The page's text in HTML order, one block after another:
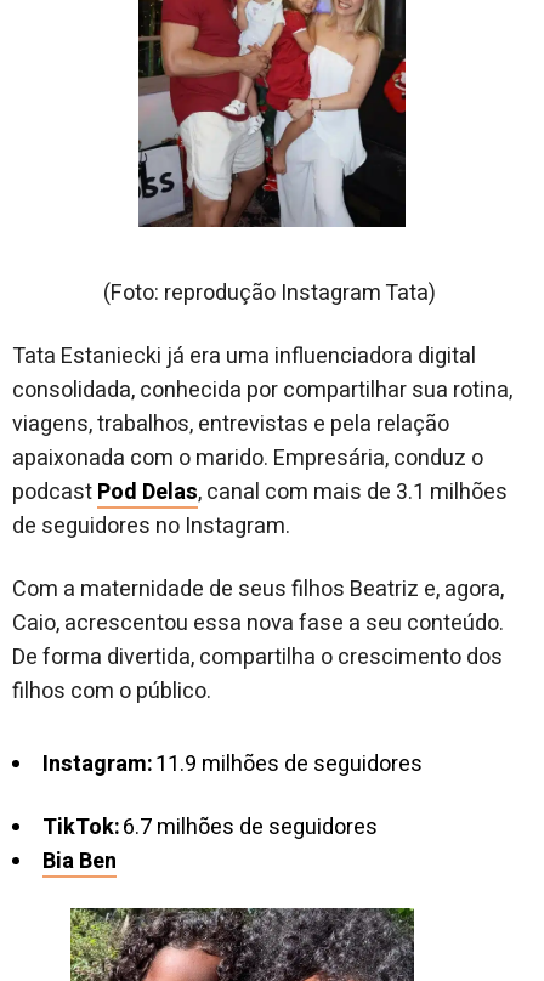
(Foto: reprodução Instagram Tata)
Tata Estaniecki já era uma influenciadora digital
consolidada, conhecida por compartilhar sua rotina,
viagens, trabalhos, entrevistas e pela relação
apaixonada com o marido. Empresária, conduz o
podcastPod Delas, canal com mais de 3.1 milhões
de seguidores no Instagram.
Com a maternidade de seus filhos Beatriz e, agora,
Caio, acrescentou essa nova fase a seu conteúdo.
De forma divertida, compartilha o crescimento dos
filhos com o público.
Instagram:11.9 milhões de seguidores
TikTok:6.7 milhões de seguidores
Bia Ben